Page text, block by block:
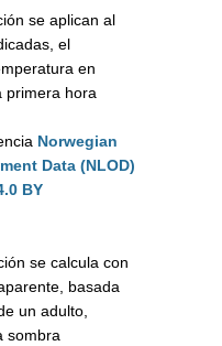
se aplican al
el
en
primera hora
Norwegian
Data (NLOD)
BY
se calcula con
basada
un adulto,
sombra